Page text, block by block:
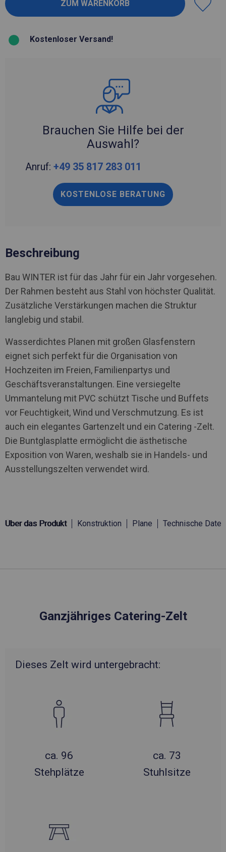
Kostenloser Versand!
Brauchen Sie Hilfe bei der
Auswahl?
Anruf: +49 35 817 283 011
KOSTENLOSE BERATUNG
Beschreibung
Bau WINTER ist für das Jahr für ein Jahr vorgesehen.
Der Rahmen besteht aus Stahl von höchster Qualität.
Zusätzliche Verstärkungen machen die Struktur
langlebig und stabil.
Wasserdichtes Planen mit großen Glasfenstern
eignet sich perfekt für die Organisation von
Hochzeiten im Freien, Familienpartys und
Geschäftsveranstaltungen. Eine versiegelte
Ummantelung mit PVC schützt Tische und Buffets
vor Feuchtigkeit, Wind und Verschmutzung. Es ist
auch ein elegantes Gartenzelt und ein Catering -Zelt.
Die Buntglasplatte ermöglicht die ästhetische
Exposition von Waren, weshalb sie in Handels- und
Ausstellungszelten verwendet wird.
Über das Produkt Konstruktion Plane Technische Daten
Ganzjähriges Catering-Zelt
Dieses Zelt wird untergebracht:
ca. 96
Stehplätze
ca. 73
Stuhlsitze